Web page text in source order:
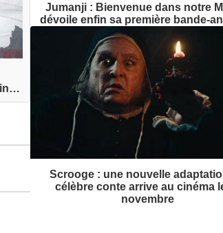
Tout l'Art de Death Stranding 2 : On the Beach a...
Jumanji : Bienvenue dans notre
dévoile enfin sa première bande-
Scrooge : une nouvelle
célèbre conte arrive au cinéma
novembre